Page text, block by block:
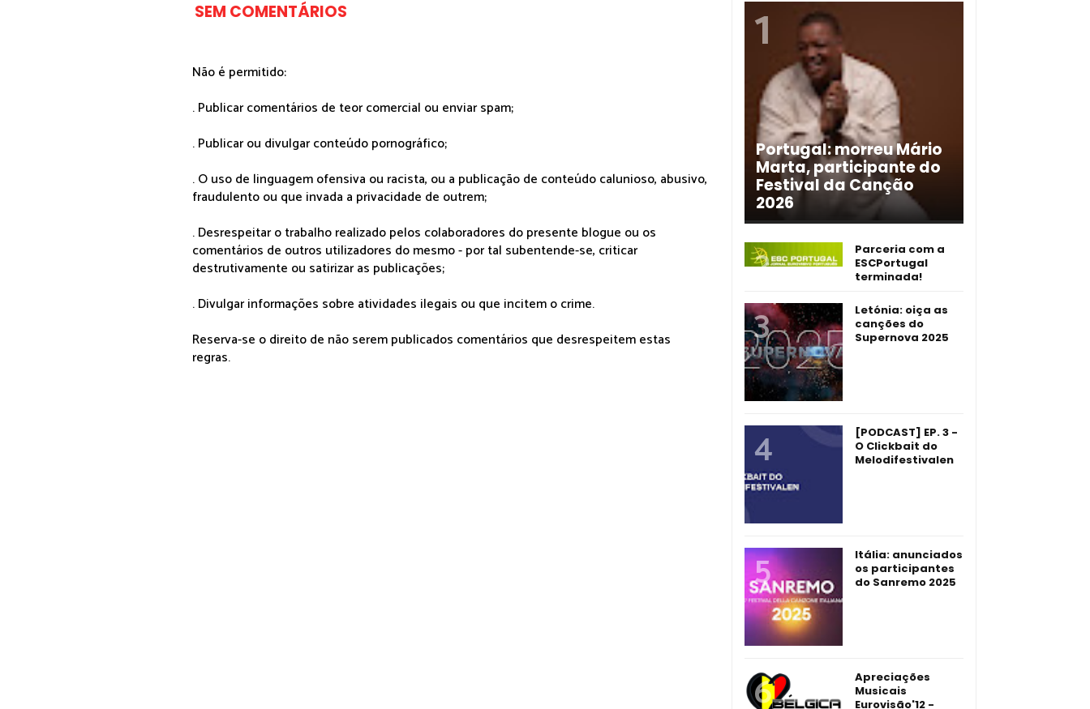
SEM COMENTÁRIOS
Não é permitido:
. Publicar comentários de teor comercial ou enviar spam;
. Publicar ou divulgar conteúdo pornográfico;
. O uso de linguagem ofensiva ou racista, ou a publicação de conteúdo calunioso, abusivo,
fraudulento ou que invada a privacidade de outrem;
. Desrespeitar o trabalho realizado pelos colaboradores do presente blogue ou os
comentários de outros utilizadores do mesmo - por tal subentende-se, criticar
destrutivamente ou satirizar as publicações;
. Divulgar informações sobre atividades ilegais ou que incitem o crime.
Reserva-se o direito de não serem publicados comentários que desrespeitem estas
regras.
Portugal: morreu Mário
Marta, participante do
Festival da Canção
2026
Parceria com a
ESCPortugal
terminada!
Letónia: oiça as
canções do
Supernova 2025
[PODCAST] EP. 3 -
O Clickbait do
Melodifestivalen
Itália: anunciados
os participantes
do Sanremo 2025
Apreciações
Musicais
Eurovisão'12 -